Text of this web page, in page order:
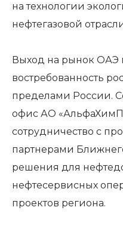
на технологии
нефтегазовой
Выход на рынок ОАЭ
востребованность
пределами России.
офис АО
сотрудничество с
партнерами
решения для
нефтесервисных
проектов региона.